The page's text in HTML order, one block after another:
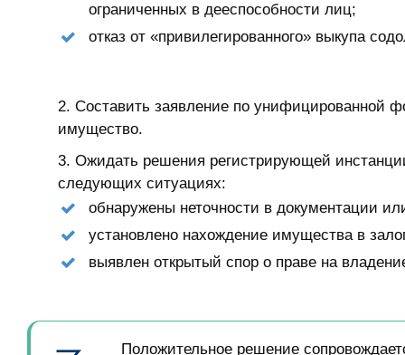
ограниченных в дееспособности лиц;
отказ от «привилегированного» выкупа
Составить заявление по унифицированной
имущество.
Ожидать решения регистрирующей
следующих ситуациях:
обнаружены неточности в документации
установлено нахождение имущества в
выявлен открытый спор о праве на
Положительное решение